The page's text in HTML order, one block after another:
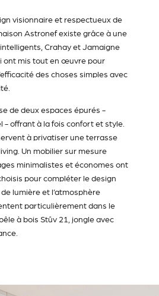
visionnaire et respectueux de
Astronef existe grâce à une
Crahay et Jamaigne
ont mis tout en œuvre pour
des choses simples avec
de deux espaces épurés -
- offrant à la fois confort et style.
à privatiser une terrasse
Un mobilier sur mesure
minimalistes et économes ont
pour compléter le design
lumière et l’atmosphère
particulièrement dans le
à bois Stûv 21, jongle avec